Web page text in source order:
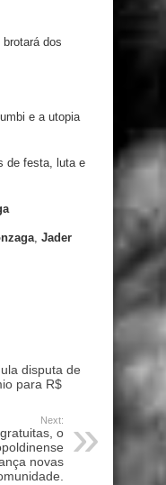
brotará dos
e a utopia
de festa, luta e
, Jader
disputa de
para R$
Next:
o
novas